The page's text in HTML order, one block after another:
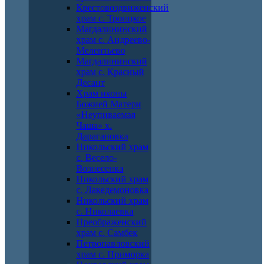
Крестовоздвиженский
храм с. Троицкое
Магдалининский
храм с. Андреево-
Мелентьево
Магдалининский
храм с. Красный
Десант
Храм иконы
Божией Матери
«Неупиваемая
Чаша» х.
Дарагановка
Никольский храм
с. Весело-
Вознесенка
Никольский храм
с. Лакедемоновка
Никольский храм
с. Николаевка
Преображенский
храм с. Самбек
Петропавловский
храм с. Приморка